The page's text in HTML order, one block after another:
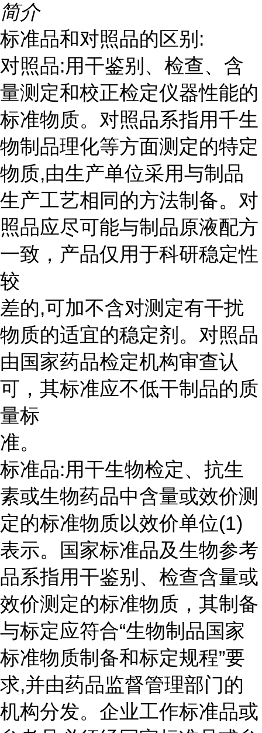
简介
标准品和对照品的区别:
对照品:用干鉴别、检查、含
量测定和校正检定仪器性能的
标准物质。对照品系指用千生
物制品理化等方面测定的特定
物质,由生产单位采用与制品
生产工艺相同的方法制备。对
照品应尽可能与制品原液配方
一致，产品仅用于科研稳定性
较
差的,可加不含对测定有干扰
物质的适宜的稳定剂。对照品
由国家药品检定机构审查认
可，其标准应不低干制品的质
量标
准。
标准品:用干生物检定、抗生
素或生物药品中含量或效价测
定的标准物质以效价单位(1)
表示。国家标准品及生物参考
品系指用干鉴别、检查含量或
效价测定的标准物质，其制备
与标定应符合“生物制品国家
标准物质制备和标定规程”要
求,并由药品监督管理部门的
机构分发。企业工作标准品或